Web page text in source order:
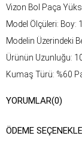
Vizon Bol Paça
Model Ölçüleri: Boy:
Modelin Üzerindeki
Ürünün Uzunluğu:
Kumaş Türü: %60
talimatına
YORUMLAR(0)
ÖDEME